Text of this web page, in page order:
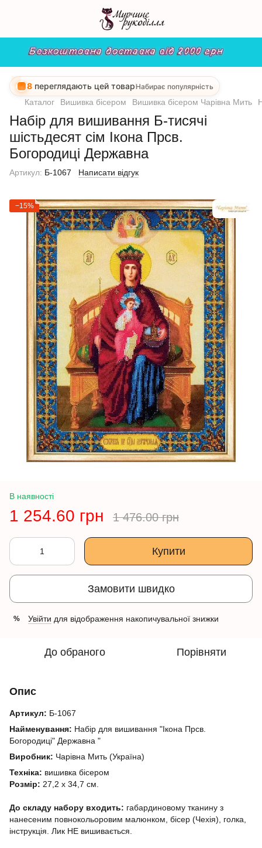
8 переглядають цей товар Набирає популярність
Каталог Вишивка бісером Вишивка бісером Чарівна Мить
Набір для вишивання Б-тисячі
шістьдесят сім Ікона Прсв.
Богородиці Державна
Артикул: Б-1067 Написати відгук
−15%
В наявності
1 254.60 грн 1 476.00 грн
Купити
Замовити швидко
% Увійти для відображення накопичувальної знижки
До обраного Порівняти
Опис
Артикул: Б-1067
Найменування: Набір для вишивання "Ікона Прсв.
Богородиці" Державна "
Виробник: Чарівна Мить (Україна)
Техніка: вишивка бісером
Розмір: 27,2 х 34,7 см.
До складу набору входить: габардиновому тканину з
нанесеним повнокольоровим малюнком, бісер (Чехія), голка,
інструкція. Лик НЕ вишивається.